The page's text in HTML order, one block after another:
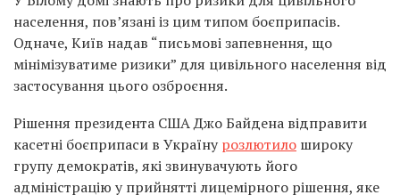
населення, пов’язані із цим типом боєприпасів.
Одначе, Київ надав “письмові запевнення, що
мінімізуватиме ризики” для цивільного населення від
застосування цього озброєння.
Рішення президента США Джо Байдена відправити
касетні боєприпаси в Українурозлютило широку
групу демократів, які звинувачують його
адміністрацію у прийнятті лицемірного рішення, яке